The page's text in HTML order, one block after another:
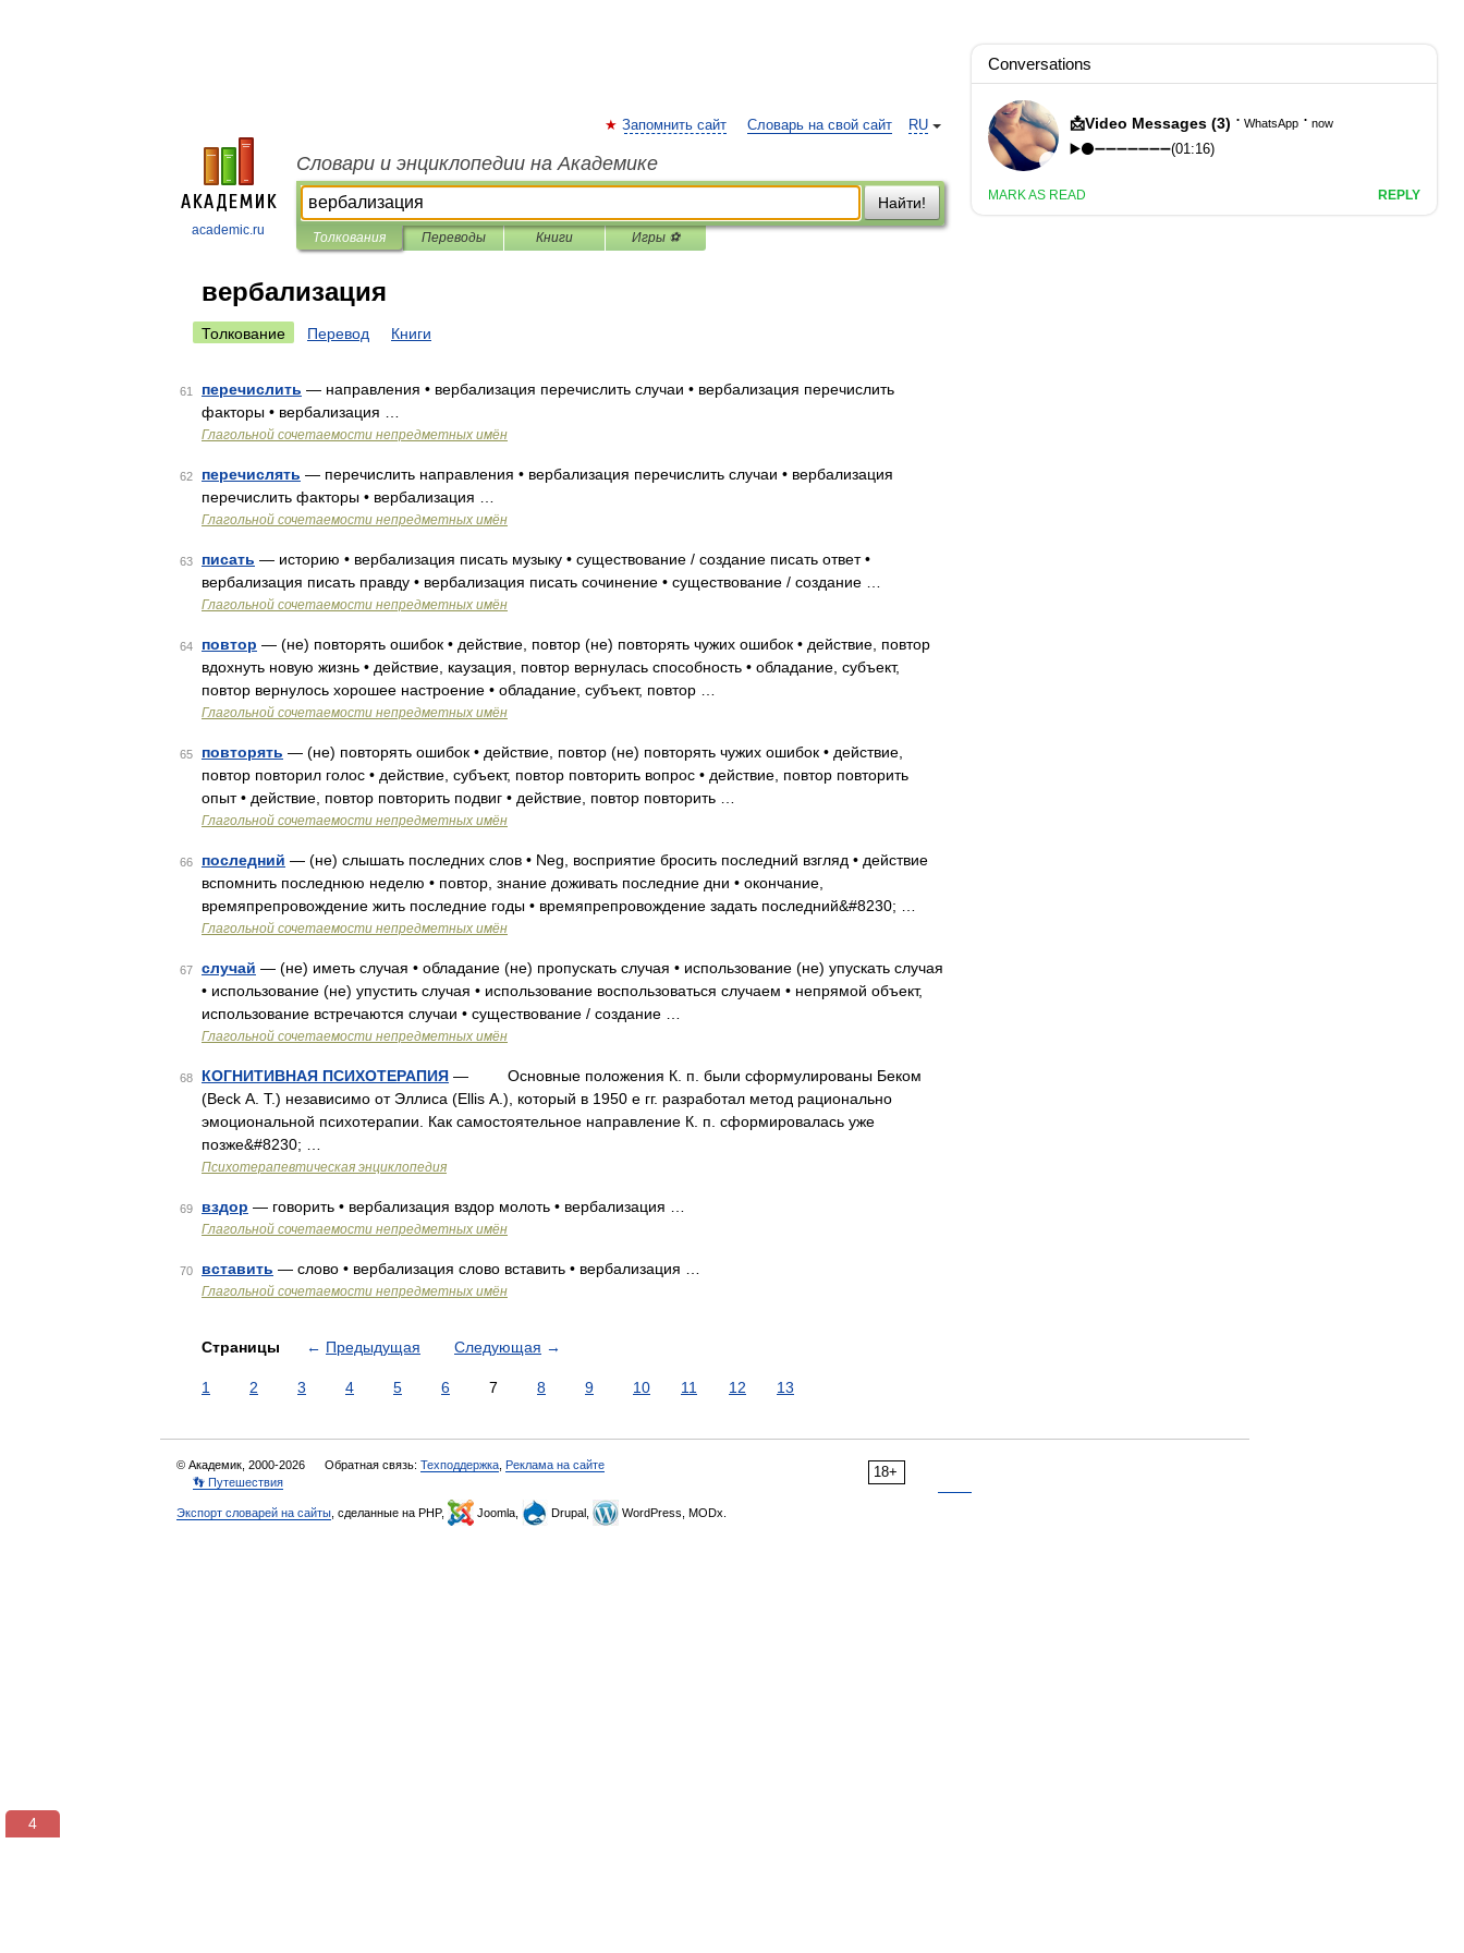
academic.ru
RU
Запомнить сайт Словарь на свой сайт
Словари и энциклопедии на Академике
Найти!
Толкования Переводы Книги Игры ⚽
вербализация
Толкование Перевод Книги
61 перечислить — направления • вербализация перечислить случаи • вербализация перечислить
факторы • вербализация …
Глагольной сочетаемости непредметных имён
62 перечислять — перечислить направления • вербализация перечислить случаи • вербализация
перечислить факторы • вербализация …
Глагольной сочетаемости непредметных имён
63 писать — историю • вербализация писать музыку • существование / создание писать ответ •
вербализация писать правду • вербализация писать сочинение • существование / создание …
Глагольной сочетаемости непредметных имён
64 повтор — (не) повторять ошибок • действие, повтор (не) повторять чужих ошибок • действие, повтор
вдохнуть новую жизнь • действие, каузация, повтор вернулась способность • обладание, субъект,
повтор вернулось хорошее настроение • обладание, субъект, повтор …
Глагольной сочетаемости непредметных имён
65 повторять — (не) повторять ошибок • действие, повтор (не) повторять чужих ошибок • действие,
повтор повторил голос • действие, субъект, повтор повторить вопрос • действие, повтор повторить
опыт • действие, повтор повторить подвиг • действие, повтор повторить …
Глагольной сочетаемости непредметных имён
66 последний — (не) слышать последних слов • Neg, восприятие бросить последний взгляд • действие
вспомнить последнюю неделю • повтор, знание доживать последние дни • окончание,
времяпрепровождение жить последние годы • времяпрепровождение задать последний&#8230; …
Глагольной сочетаемости непредметных имён
67 случай — (не) иметь случая • обладание (не) пропускать случая • использование (не) упускать случая
• использование (не) упустить случая • использование воспользоваться случаем • непрямой объект,
использование встречаются случаи • существование / создание …
Глагольной сочетаемости непредметных имён
68 КОГНИТИВНАЯ ПСИХОТЕРАПИЯ — Основные положения К. п. были сформулированы Беком
(Beck А. Т.) независимо от Эллиса (Ellis А.), который в 1950 е гг. разработал метод рационально
эмоциональной психотерапии. Как самостоятельное направление К. п. сформировалась уже
позже&#8230; …
Психотерапевтическая энциклопедия
69 вздор — говорить • вербализация вздор молоть • вербализация …
Глагольной сочетаемости непредметных имён
70 вставить — слово • вербализация слово вставить • вербализация …
Глагольной сочетаемости непредметных имён
Страницы ← Предыдущая Следующая →
1 2 3 4 5 6 7 8 9 10 11 12 13
18+
© Академик, 2000-2026 Обратная связь: Техподдержка Реклама на сайте
👣 Путешествия
Экспорт словарей на сайты , сделанные на PHP, Joomla, Drupal, WordPress, MODx.
3